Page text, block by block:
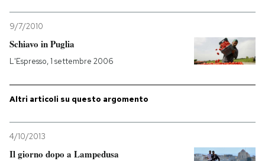
AREA PERSONALE
Entra
9/7/2010
Schiavo in Puglia
L'Espresso, 1 settembre 2006
Altri articoli su questo argomento
4/10/2013
Il giorno dopo a Lampedusa